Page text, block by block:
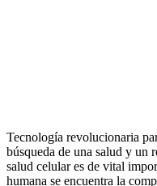
Tecnología revolucionaria
búsqueda de una salud y un
salud celular es de vital
humana se encuentra la